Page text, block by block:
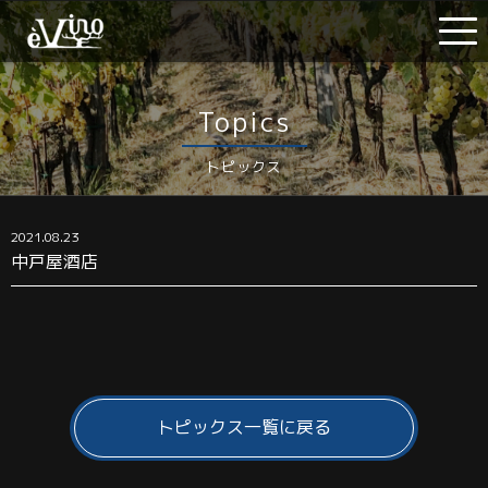
Topics
トピックス
2021.08.23
中戸屋酒店
トピックス一覧に戻る